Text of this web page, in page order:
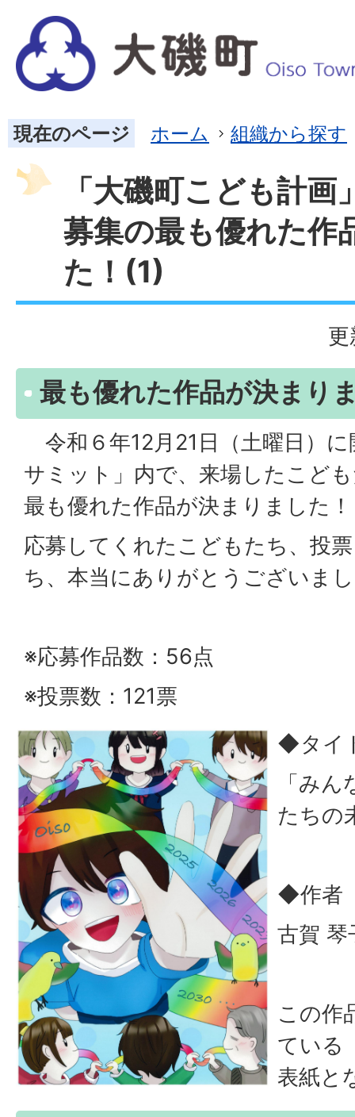
現在のページ ホーム 組織から探す
「大磯町こども計
募集の最も優れた作
た！(1)
最も優れた作品が決まり
令和６年12月21日（土曜日）
サミット」内で、来場したこど
最も優れた作品が決まりました！
応募してくれたこどもたち、投
ち、本当にありがとうございま
※応募作品数：56点
※投票数：121票
◆タイ
「み
たちの
◆作者
古賀 琴
この作
ている
表紙と